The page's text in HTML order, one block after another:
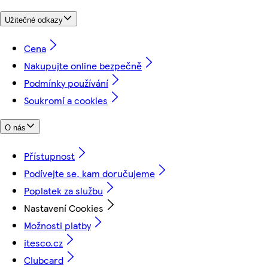
Užitečné odkazy
Cena
Nakupujte online bezpečně
Podmínky používání
Soukromí a cookies
O nás
Přístupnost
Podívejte se, kam doručujeme
Poplatek za službu
Nastavení Cookies
Možnosti platby
itesco.cz
Clubcard